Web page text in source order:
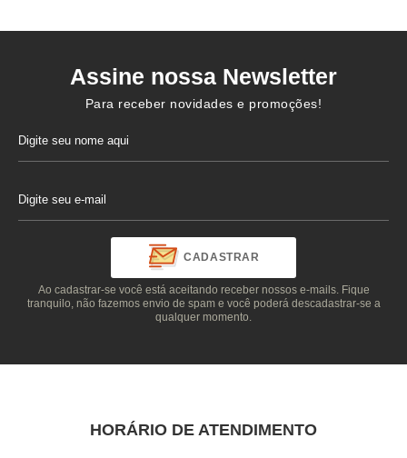
Assine nossa Newsletter
Para receber novidades e promoções!
CADASTRAR
Ao cadastrar-se você está aceitando receber nossos e-mails. Fique
tranquilo, não fazemos envio de spam e você poderá descadastrar-se a
qualquer momento.
HORÁRIO DE ATENDIMENTO